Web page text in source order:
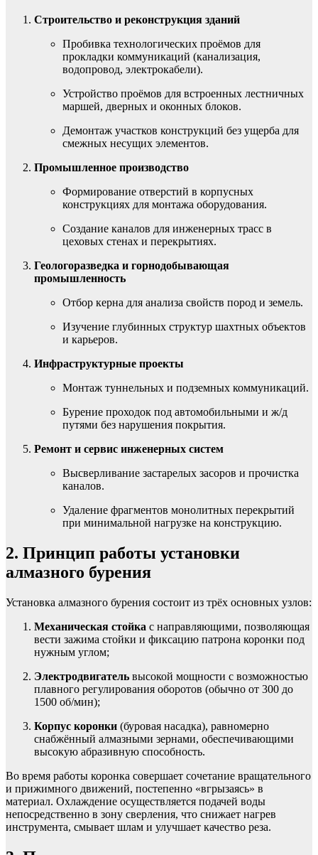
Строительство и реконструкция зданий
Пробивка технологических проёмов для
прокладки коммуникаций (канализация,
водопровод, электрокабели).
Устройство проёмов для встроенных лестничных
маршей, дверных и оконных блоков.
Демонтаж участков конструкций без ущерба для
смежных несущих элементов.
Промышленное производство
Формирование отверстий в корпусных
конструкциях для монтажа оборудования.
Создание каналов для инженерных трасс в
цеховых стенах и перекрытиях.
Геологоразведка и горнодобывающая
промышленность
Отбор керна для анализа свойств пород и земель.
Изучение глубинных структур шахтных объектов
и карьеров.
Инфраструктурные проекты
Монтаж туннельных и подземных коммуникаций.
Бурение проходок под автомобильными и ж/д
путями без нарушения покрытия.
Ремонт и сервис инженерных систем
Высверливание застарелых засоров и прочистка
каналов.
Удаление фрагментов монолитных перекрытий
при минимальной нагрузке на конструкцию.
2. Принцип работы установки
алмазного бурения
Установка алмазного бурения состоит из трёх основных узлов:
Механическая стойка с направляющими, позволяющая
вести зажима стойки и фиксацию патрона коронки под
нужным углом;
Электродвигатель высокой мощности с возможностью
плавного регулирования оборотов (обычно от 300 до
1500 об/мин);
Корпус коронки (буровая насадка), равномерно
снабжённый алмазными зернами, обеспечивающими
высокую абразивную способность.
Во время работы коронка совершает сочетание вращательного
и прижимного движений, постепенно «вгрызаясь» в
материал. Охлаждение осуществляется подачей воды
непосредственно в зону сверления, что снижает нагрев
инструмента, смывает шлам и улучшает качество реза.